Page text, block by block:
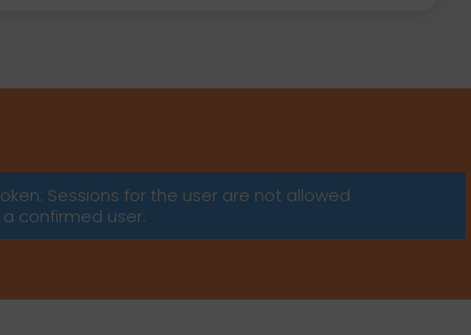
Sessions for the user are not allowed
confirmed user.